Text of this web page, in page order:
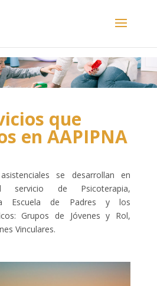
que
en AAPIPNA
se desarrollan en
de Psicoterapia,
la Escuela de Padres y los
Grupos de Jóvenes y Rol,
Vinculares.